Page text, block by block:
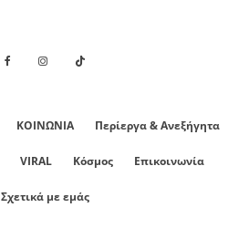
ΚΟΙΝΩΝΙΑ Περίεργα & Ανεξήγητα
VIRAL Κόσμος Επικοινωνία
Σχετικά με εμάς